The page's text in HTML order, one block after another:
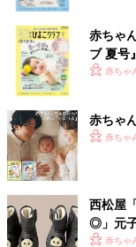
赤ちゃ
ブ 夏号
く！ お
赤ちゃ
赤ちゃ
赤ちゃ
西松屋
◎」元
赤ちゃ